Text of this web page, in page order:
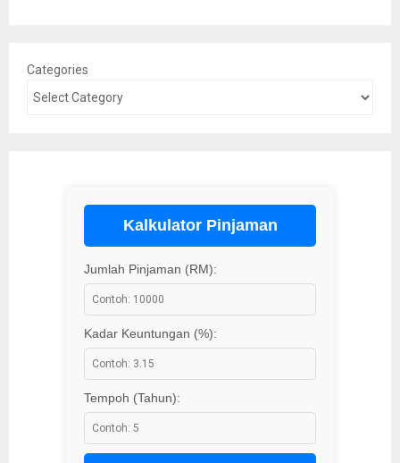
Categories
Kalkulator Pinjaman
Jumlah Pinjaman (RM):
Kadar Keuntungan (%):
Tempoh (Tahun):